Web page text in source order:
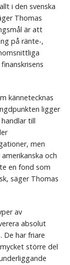
i den svenska
Thomas
är att
på ränte-,
kännetecknas
ligger
till
men
och
en fond som
säger Thomas
av
absolut
De har friare
större del